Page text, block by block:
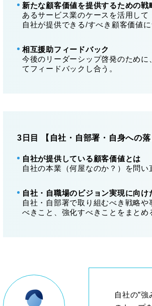
新たな顧客価値を提供するための
あるサービス業のケースを活用し
自社が提供できる/すべき顧客価値に
相互援助フィードバック
今後のリーダーシップ啓発のため
てフィードバックし合う。
3日目 【自社・自部署・自身への落
自社が提供している顧客価値とは
自社の本業（何屋なのか？）を問
自社・自職場のビジョン実現に向
自社・自部署で取り組むべき戦略
べきこと、強化すべきことをまとめ
自社の”